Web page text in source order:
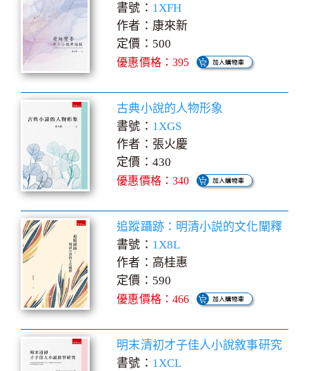
書號： 1XFH
作者：康來新
定價：500
優惠價格：395
古典小說的人物形象
書號： 1XGS
作者：張火慶
定價：430
優惠價格：340
追蹤躡跡：明清小説的文化闡釋
書號： 1X8L
作者：高桂惠
定價：590
優惠價格：466
明末清初才子佳人小說敘事研究
書號： 1XCL